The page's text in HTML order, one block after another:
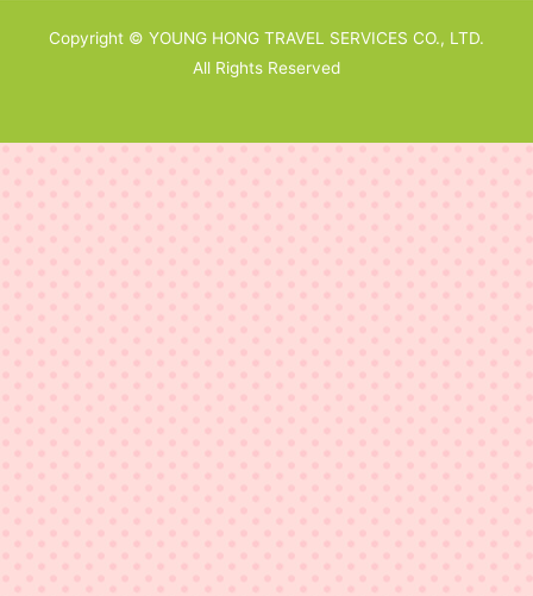
Copyright © YOUNG HONG TRAVEL SERVICES CO., LTD.
All Rights Reserved